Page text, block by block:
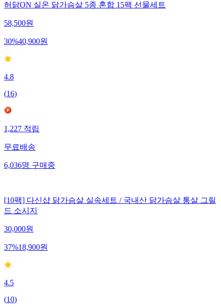
허닭ON 실온 닭가슴살 5종 혼합 15팩 선물세트
58,500원
30%40,900원
4.8
(16)
1,227적립
무료배송
6,036명구매중
[10팩] 다신샵 닭가슴살 실속세트 / 국내산 닭가슴살 통살 그릴
드 소시지
30,000원
37%18,900원
4.5
(10)